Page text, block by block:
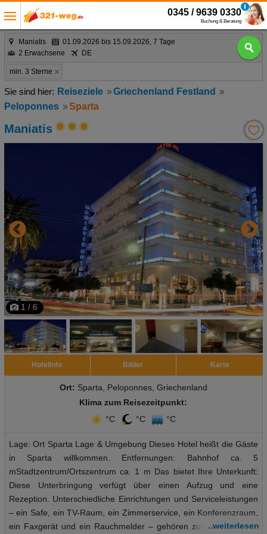
0345 / 9639 0330
Buchung & Beratung
Maniatis
01.09.2026 bis 15.09.2026, 7 Tage
2 Erwachsene
DE
min. 3 Sterne
Reiseziele
Griechenland Festland
Peloponnes
Sparta
Maniatis
1 / 6
Hotelinfo Bilder Karte
Ort: Sparta, Peloponnes, Griechenland
Klima zum Reisezeitpunkt:
°C
°C °C
Lage: Ort Sparta Lage & Umgebung Dieses Hotel heißt die Gäste
in Sparta willkommen. Entfernungen: Bahnhof ca. 5
mStadtzentrum/Ortszentrum ca. 1 m Das bietet Ihre Unterkunft:
Diese Unterbringung verfügt über einen Aufzug und eine
Rezeption. Unterschiedliche Einrichtungen und Serviceleistungen
– ein Safe, ein TV-Raum, ein Zimmerservice, ein Konferenzraum,
ein Faxgerät und ein Rauchmelder – gehören zum Angebot. Im
..weiterlesen